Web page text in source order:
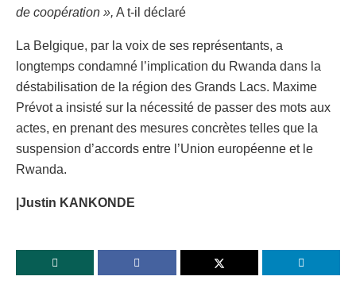
de coopération », A t-il déclaré
La Belgique, par la voix de ses représentants, a
longtemps condamné l’implication du Rwanda dans la
déstabilisation de la région des Grands Lacs. Maxime
Prévot a insisté sur la nécessité de passer des mots aux
actes, en prenant des mesures concrètes telles que la
suspension d’accords entre l’Union européenne et le
Rwanda.
|Justin KANKONDE